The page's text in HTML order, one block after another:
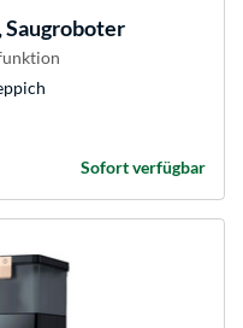
Saugroboter
Sofort verfügbar